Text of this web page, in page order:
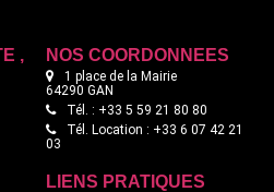
NOS COORDONNÉES
2 rue maubec
64230 Lescar
Tél. : +33 5 59 60 94 62
Tél. Location : +33 6 42 90 66
18
LIENS PRATIQUES